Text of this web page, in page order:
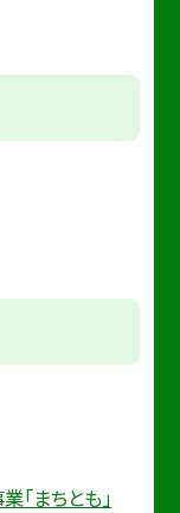
まちとも」